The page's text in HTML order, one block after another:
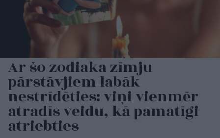
Ar šo zodiaka zīmju
pārstāvjiem labāk
nestrīdēties: viņi vienmēr
atradīs veidu, kā pamatīgi
atriebties